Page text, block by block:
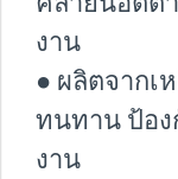
งาน
● ผลิตจากเ
ทนทาน ป้อง
งาน